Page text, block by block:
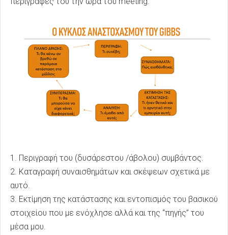
1. Περιγραφή του (δυσάρεστου /άβολου) συμβάντος.
2. Καταγραφή συναισθημάτων και σκέψεων σχετικά με
αυτό.
3. Εκτίμηση της κατάστασης και εντοπισμός του βασικού
στοιχείου που με ενόχλησε αλλά και της “πηγής” του
μέσα μου.